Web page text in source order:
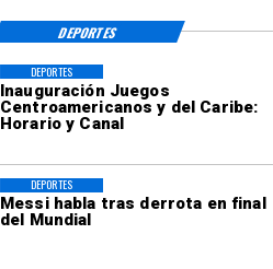
Inauguración Juegos
Centroamericanos y del Caribe:
Horario y Canal
DEPORTES
Messi habla tras derrota en final
del Mundial
DEPORTES
DEPORTES